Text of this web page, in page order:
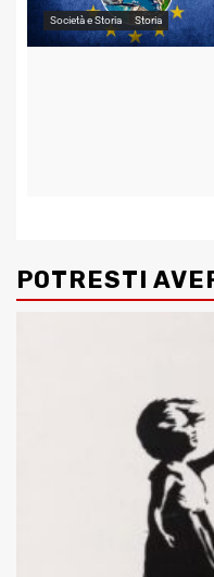
Società e Storia Storia
POTRESTI